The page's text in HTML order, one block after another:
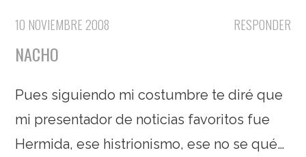
RESPONDER
10 NOVIEMBRE 2008
NACHO
Pues siguiendo mi costumbre te diré que
mi presentador de noticias favoritos fue
Hermida, ese histrionismo, ese no se qué…